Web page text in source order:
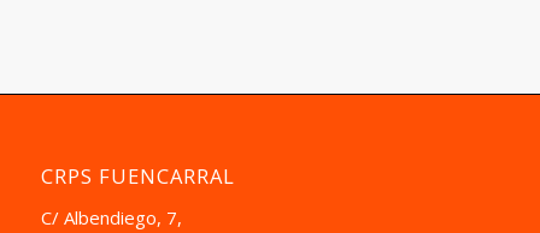
CRPS FUENCARRAL
C/ Albendiego, 7,